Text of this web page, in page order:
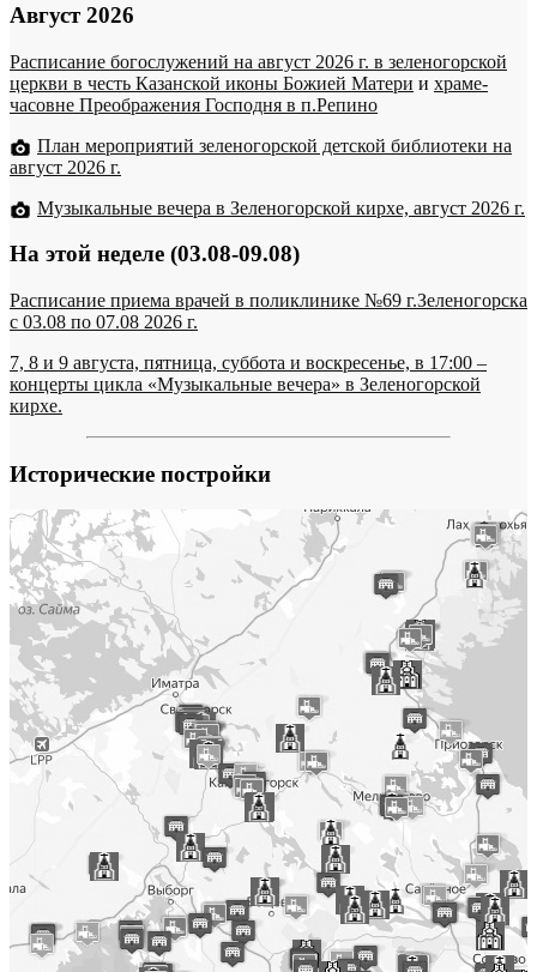
Август 2026
Расписание богослужений на август 2026 г. в зеленогорской
церкви в честь Казанской иконы Божией Матери и храме-
часовне Преображения Господня в п.Репино
План мероприятий зеленогорской детской библиотеки на
август 2026 г.
Музыкальные вечера в Зеленогорской кирхе, август 2026 г.
На этой неделе (03.08-09.08)
Расписание приема врачей в поликлинике №69 г.Зеленогорска
c 03.08 по 07.08 2026 г.
7, 8 и 9 августа, пятница, суббота и воскресенье, в 17:00 –
концерты цикла «Музыкальные вечера» в Зеленогорской
кирхе.
Исторические постройки